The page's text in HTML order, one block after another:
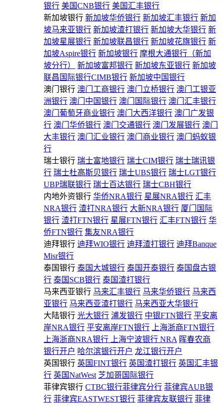
银行 美国CNB银行 美国汇丰银行
新加坡银行 新加坡华侨银行 新加坡汇丰银行 新加
坡马来亚银行 新加坡渣打银行 新加坡大华银行 新
加坡星展银行 新加坡联昌银行 新加坡花旗银行 新
加坡Aspire银行 新加坡银行 摩根大通银行（新加
坡分行）
新加坡富邦银行 新加坡东亚银行 新加坡
联昌国际银行CIMB银行 新加坡中国银行
澳门银行 澳门工商银行 澳门立桥银行 澳门工银亚
洲银行 澳门中国银行 澳门国际银行 澳门汇丰银行
澳门葡萄牙商业银行 澳门大西洋银行 澳门广发银
行 澳门华侨银行 澳门交通银行 澳门发展银行 澳门
大丰银行 澳门汇业银行 澳门商业银行 澳门蚂蚁银
行
瑞士银行 瑞士富地银行 瑞士CIM银行 瑞士瑞讯银
行 瑞士杜高斯贝银行 瑞士UBS银行 瑞士LGT银行
UBP瑞联银行 瑞士百达银行 瑞士CBH银行
内地外资银行 华侨NRA银行 星展NRA银行 汇丰
NRA银行 渣打NRA银行 大新NRA银行 厦门国际
银行 渣打FTN银行 星展FTN银行 汇丰FTN银行 华
侨FTN银行 集友NRA银行
迪拜银行 迪拜WIO银行 迪拜渣打银行 迪拜Banque
Misr银行
泰国银行 泰国大城银行 泰国开泰银行 泰国盘古银
行 泰国SCB银行 泰国渣打银行
马来西亚银行 马来汇丰银行 马来华侨银行 马来西
亚银行 马来西亚渣打银行 马来西亚大华银行
大陆银行 光大银行 浦发银行 中银FTN银行 平安离
岸NRA银行 平安离岸FTN银行
上海浙商FTN银行
上海浙商NRA银行
上海宁波银行 NRA 晖春农商
银行开户 哈尔滨银行开户 龙江银行开户
英国银行 英国FINT银行 英国渣打银行 英国汇丰银
行 英国NatWest 芝加哥国际银行
菲律宾银行 CTBC银行菲律宾分行 菲律宾AUB银
行 菲律宾EASTWEST银行 菲律宾友联银行 菲律